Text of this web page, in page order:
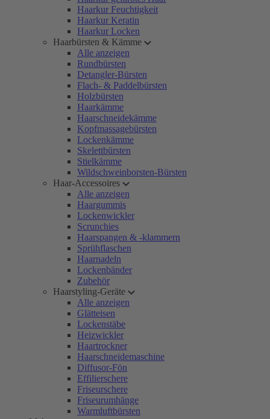
Haarkur Feuchtigkeit
Haarkur Keratin
Haarkur Locken
Haarbürsten & Kämme
Alle anzeigen
Rundbürsten
Detangler-Bürsten
Flach- & Paddelbürsten
Holzbürsten
Haarkämme
Haarschneidekämme
Kopfmassagebürsten
Lockenkämme
Skelettbürsten
Stielkämme
Wildschweinborsten-Bürsten
Haar-Accessoires
Alle anzeigen
Haargummis
Lockenwickler
Scrunchies
Haarspangen & -klammern
Sprühflaschen
Haarnadeln
Lockenbänder
Zubehör
Haarstyling-Geräte
Alle anzeigen
Glätteisen
Lockenstäbe
Heizwickler
Haartrockner
Haarschneidemaschine
Diffusor-Fön
Effilierschere
Friseurschere
Friseurumhänge
Warmluftbürsten